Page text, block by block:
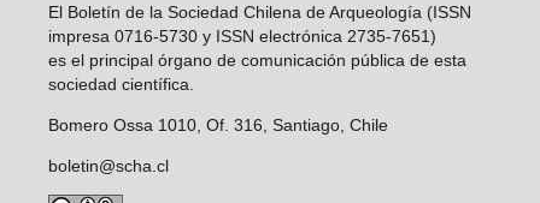
El Boletín de la Sociedad Chilena de Arqueología (ISSN
impresa 0716-5730 y ISSN electrónica 2735-7651)
es el principal órgano de comunicación pública de esta
sociedad científica.
Bomero Ossa 1010, Of. 316, Santiago, Chile
boletin@scha.cl